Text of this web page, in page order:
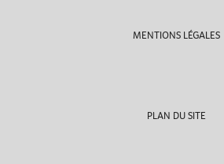
MENTIONS LÉGALES
PLAN DU SITE